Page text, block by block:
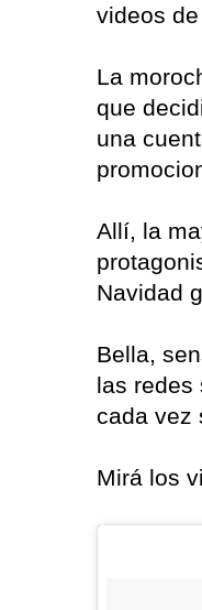
videos
La
que
una
Allí, la
Navidad
Bella,
las redes
cada vez
Mirá los